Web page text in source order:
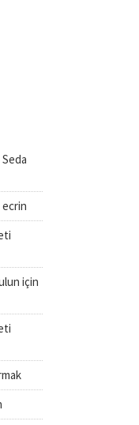
Seda
ecrin
için